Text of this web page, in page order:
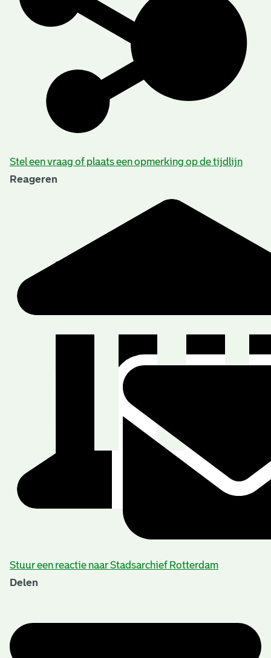
Stel een vraag of plaats een opmerking op de tijdlijn
Reageren
Stuur een reactie naar Stadsarchief Rotterdam
Delen